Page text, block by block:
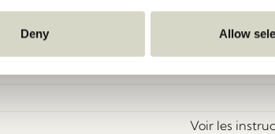
Deny Allow
Voir les